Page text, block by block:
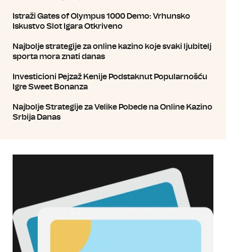
Istraži Gates of Olympus 1000 Demo: Vrhunsko
Iskustvo Slot Igara Otkriveno
Najbolje strategije za online kazino koje svaki ljubitelj
sporta mora znati danas
Investicioni Pejzaž Kenije Podstaknut Popularnošću
Igre Sweet Bonanza
Najbolje Strategije za Velike Pobede na Online Kazino
Srbija Danas